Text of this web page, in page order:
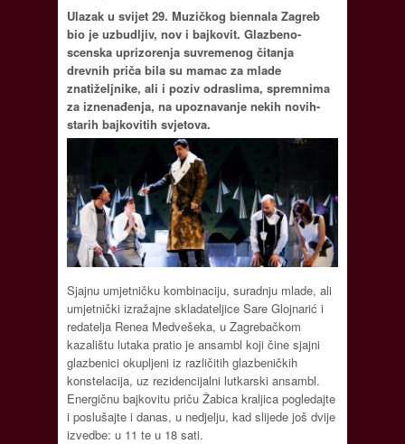
Ulazak u svijet 29. Muzičkog biennala Zagreb
bio je uzbudljiv, nov i bajkovit. Glazbeno-
scenska uprizorenja suvremenog čitanja
drevnih priča bila su mamac za mlade
znatiželjnike, ali i poziv odraslima, spremnima
za iznenađenja, na upoznavanje nekih novih-
starih bajkovitih svjetova.
Sjajnu umjetničku kombinaciju, suradnju mlade, ali
umjetnički izražajne skladateljice Sare Glojnarić i
redatelja Renea Medvešeka, u Zagrebačkom
kazalištu lutaka pratio je ansambl koji čine sjajni
glazbenici okupljeni iz različitih glazbeničkih
konstelacija, uz rezidencijalni lutkarski ansambl.
Energičnu bajkovitu priču Žabica kraljica pogledajte
i poslušajte i danas, u nedjelju, kad slijede još dvije
izvedbe: u 11 te u 18 sati.